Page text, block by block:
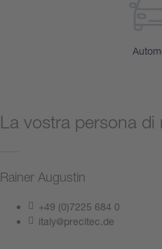
La vostra persona di
Rainer Augustin
+49 (0)7225 684 0
italy@precitec.de